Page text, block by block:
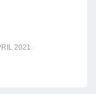
2021